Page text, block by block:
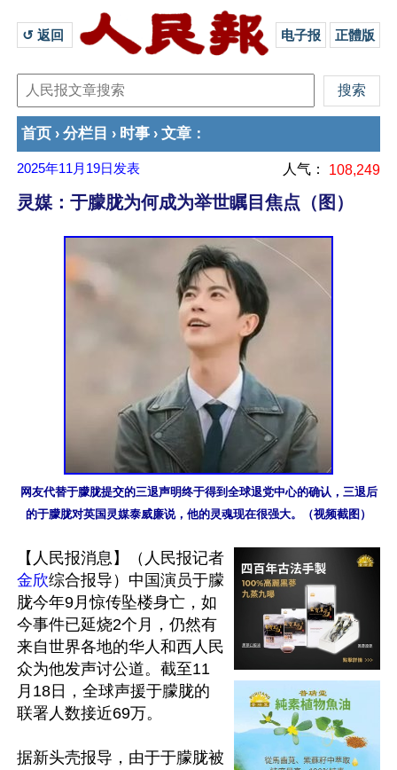
↺ 返回 电子报 正體版
首页 › 分栏目 › 时事 › 文章 ：
2025年11月19日 发表 人气： 108,249
灵媒：于朦胧为何成为举世瞩目焦点（图）
网友代替于朦胧提交的三退声明终于得到全球退党中心的确认，三退后
的于朦胧对英国灵媒泰威廉说，他的灵魂现在很强大。（视频截图）
【人民报消息】（人民报记者
金欣综合报导）中国演员于朦
胧今年9月惊传坠楼身亡，如
今事件已延烧2个月，仍然有
来自世界各地的华人和西人民
众为他发声讨公道。截至11
月18日，全球声援于朦胧的
联署人数接近69万。
据新头壳报导，由于于朦胧被